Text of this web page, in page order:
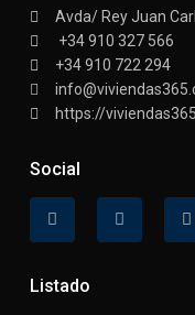
Avda/ Rey Juan
+34 910 327 566
+34 910 722 294
https://
Social
Listado